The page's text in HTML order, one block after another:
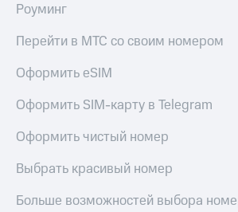
Роуминг
Перейти в МТС со своим номером
Оформить eSIM
Оформить SIM-карту в Telegram
Оформить чистый номер
Выбрать красивый номер
Больше возможностей выбора